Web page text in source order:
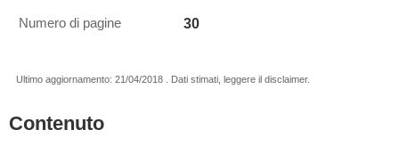
Numero di pagine 30
Ultimo aggiornamento: 21/04/2018 . Dati stimati, leggere il disclaimer.
Contenuto